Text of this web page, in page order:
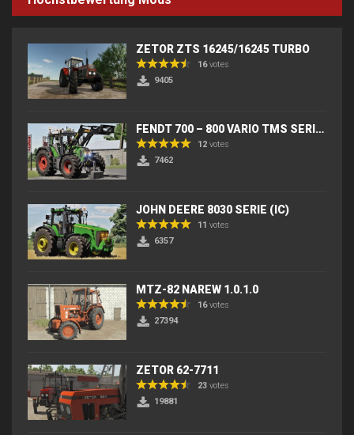
ZETOR ZTS 16245/16245 TURBO
16votes
9405
FENDT 700 – 800 VARIO TMS SERIES (IC) V2
12 votes
7462
JOHN DEERE 8030 SERIE (IC)
11 votes
6357
MTZ-82 NAREW 1.0.1.0
16votes
27394
ZETOR 62-7711
23 votes
19881